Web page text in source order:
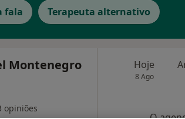
fala Terapeuta alternativo
Montenegro
opiniões
Hoje
8 Ago